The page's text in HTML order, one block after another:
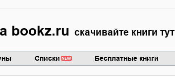
bookz.ru скачивайте книги тут
Списки Бесплатные книги